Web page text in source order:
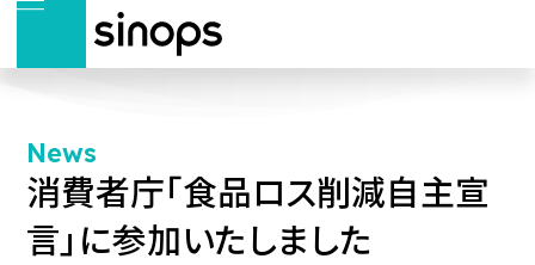
News
消費者庁「食品ロス削減自主宣
言」に参加いたしました